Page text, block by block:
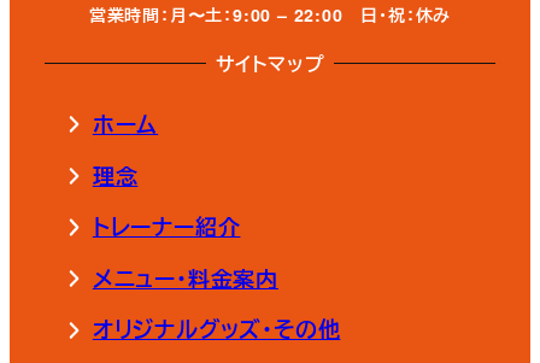
営業時間：月〜土：9:00 – 22:00
日・祝：休み
サイトマップ
ホーム
理念
トレーナー紹介
メニュー・料金案内
オリジナルグッズ・その他